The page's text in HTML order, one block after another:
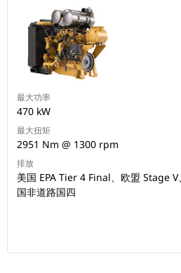
最大功率
470 kW
最大扭矩
2951 Nm @ 1300 rpm
排放
美国 EPA Tier 4 Final、欧盟 Stage V
国非道路国四